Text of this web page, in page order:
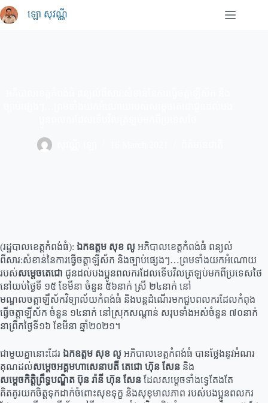
Skip
to
content
ឡោ សុវណ្ណី
(រដ្ឋបាលខេត្តកំពង់ធំ): ឯកឧត្តម សុខ លូ អភិបាលខេត្តកំពង់ធំ ពន្យល់
ពីសារ:សំខាន់នៃការធ្វើចត្តាឡីស័ក និងច្បាប់ផ្សេងៗ…ព្រមទាំងយកអំណោយ
របស់សម្តេចតេជោ ជូនដល់បងប្អូនពលករដែលទើបវិលត្រឡប់មក​ពីប្រទេស​ថៃ
នៅយប់ថ្ងៃទី ១៥ ខែមីនា ចំនួន ៥៦នាក់ ស្រី ២៤នាក់ នៅ
មណ្ឌលចត្តាឡឺស័កវិទ្យាល័យកំពង់ធំ និងបន្តដំណើរមកជួបពលករដែលកំពុង
ធ្វើចត្តាឡីស័ក ចំនួន ១៤នាក់ នៅស្រុកសណ្ដាន់ សរុបទាំងអស់ចំនួន ៧០នាក់
នាព្រឹកថ្ងៃទី១៦ ខែមីនា ឆ្នាំ២០២១។
ជាមួយគ្នានោះដែរ ឯកឧត្តម សុខ លូ អភិបាលខេត្តកំពង់ធំ បានថ្លែងនូវអំណរ
គុណដល់សម្ដេចអគ្គមហា​សេនា​បតី តេជោ ហ៊ុន សែន និង
សម្ដេចកិតិ្តព្រឹទ្ធបណ្ឌិត ប៊ុន រ៉ានី ហ៊ុន សែន ដែលសម្ដេច​ទាំងទ្វេ​តែងតែ​
គិតគូរយកចិត្តទុកដាក់ចំពោះសុខទុក្ខ និងសុខុមាលភាព របស់បងប្អូនពលករ